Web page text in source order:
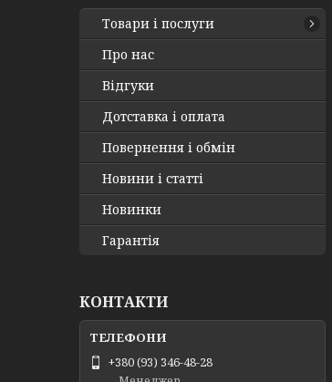
Товари і послуги
Про нас
Відгуки
Дотставка і оплата
Повернення і обмін
Новини і статті
Новинки
Гарантія
КОНТАКТИ
+380 (93) 346-48-28